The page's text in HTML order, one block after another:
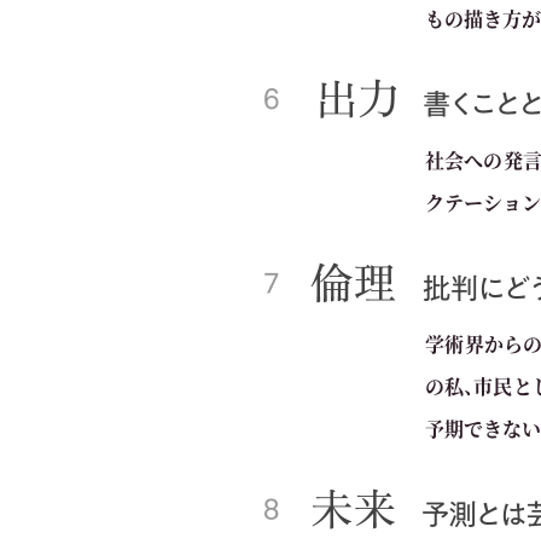
もの描き方
社会への発
クテーショ
学術界から
の私、市民
予期できな